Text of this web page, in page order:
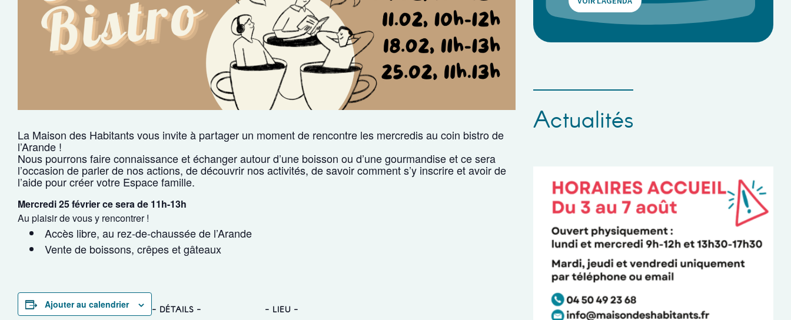
La Maison des Habitants vous invite à partager un moment de rencontre les mercredis au coin bistro de
l’Arande !
Nous pourrons faire connaissance et échanger autour d’une boisson ou d’une gourmandise et ce sera
l’occasion de parler de nos actions, de découvrir nos activités, de savoir comment s’y inscrire et avoir de
l’aide pour créer votre Espace famille.
Mercredi 25 février ce sera de 11h-13h
Au plaisir de vous y rencontrer !
Accès libre, au rez-de-chaussée de l’Arande
Vente de boissons, crêpes et gâteaux
Ajouter au calendrier
DÉTAILS
LIEU
Actualités